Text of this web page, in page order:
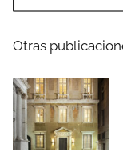
Otras